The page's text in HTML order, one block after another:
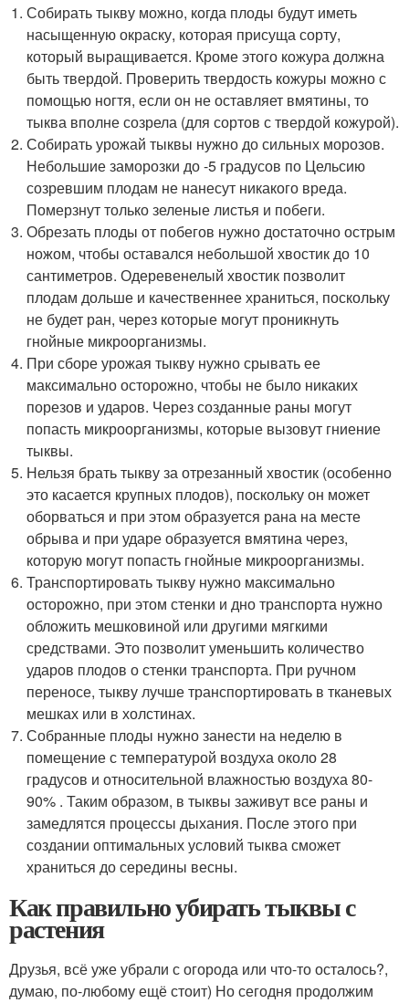
Собирать тыкву можно, когда плоды будут иметь
насыщенную окраску, которая присуща сорту,
который выращивается. Кроме этого кожура должна
быть твердой. Проверить твердость кожуры можно с
помощью ногтя, если он не оставляет вмятины, то
тыква вполне созрела (для сортов с твердой кожурой).
Собирать урожай тыквы нужно до сильных морозов.
Небольшие заморозки до -5 градусов по Цельсию
созревшим плодам не нанесут никакого вреда.
Померзнут только зеленые листья и побеги.
Обрезать плоды от побегов нужно достаточно острым
ножом, чтобы оставался небольшой хвостик до 10
сантиметров. Одеревенелый хвостик позволит
плодам дольше и качественнее храниться, поскольку
не будет ран, через которые могут проникнуть
гнойные микроорганизмы.
При сборе урожая тыкву нужно срывать ее
максимально осторожно, чтобы не было никаких
порезов и ударов. Через созданные раны могут
попасть микроорганизмы, которые вызовут гниение
тыквы.
Нельзя брать тыкву за отрезанный хвостик (особенно
это касается крупных плодов), поскольку он может
оборваться и при этом образуется рана на месте
обрыва и при ударе образуется вмятина через,
которую могут попасть гнойные микроорганизмы.
Транспортировать тыкву нужно максимально
осторожно, при этом стенки и дно транспорта нужно
обложить мешковиной или другими мягкими
средствами. Это позволит уменьшить количество
ударов плодов о стенки транспорта. При ручном
переносе, тыкву лучше транспортировать в тканевых
мешках или в холстинах.
Собранные плоды нужно занести на неделю в
помещение с температурой воздуха около 28
градусов и относительной влажностью воздуха 80-
90% . Таким образом, в тыквы заживут все раны и
замедлятся процессы дыхания. После этого при
создании оптимальных условий тыква сможет
храниться до середины весны.
Как правильно убирать тыквы с
растения
Друзья, всё уже убрали с огорода или что-то осталось?,
думаю, по-любому ещё стоит) Но сегодня продолжим